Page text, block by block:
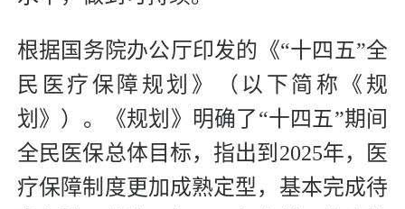
根据国务院办公厅印发的《“十四五”全
民医疗保障规划》（以下简称《规
划》）。《规划》明确了“十四五”期间
全民医保总体目标，指出到2025年，医
疗保障制度更加成熟定型，基本完成待